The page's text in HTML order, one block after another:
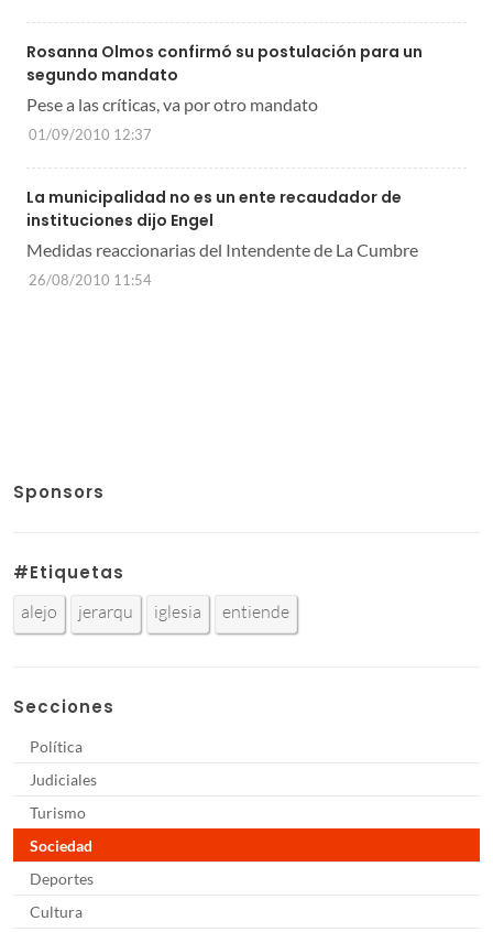
Rosanna Olmos confirmó su postulación para un
segundo mandato
Pese a las críticas, va por otro mandato
01/09/2010 12:37
La municipalidad no es un ente recaudador de
instituciones dijo Engel
Medidas reaccionarias del Intendente de La Cumbre
26/08/2010 11:54
Sponsors
#Etiquetas
alejo jerarqu iglesia entiende
Secciones
Política
Judiciales
Turismo
Sociedad
Deportes
Cultura